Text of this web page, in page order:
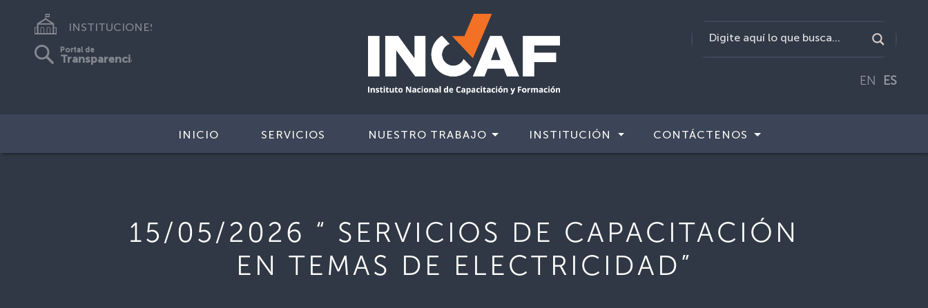
INSTITUCIONES
Portal de
Transparencia
EN ES
INICIO SERVICIOS NUESTRO TRABAJO INSTITUCIÓN CONTÁCTENOS
15/05/2026 “ SERVICIOS DE CAPACITACIÓN
EN TEMAS DE ELECTRICIDAD”